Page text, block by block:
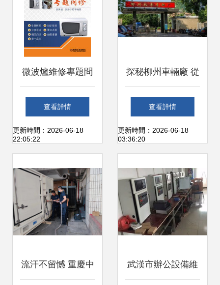
微波爐維修專題問
診 從電工基礎到家
庭常用故障解析
查看詳情
更新時間：2026-06-18
22:05:22
探秘柳州車輛廠 從
鐵路工業到設備維
修服務的多元圖景
查看詳情
更新時間：2026-06-18
03:36:20
流汗不留憾 重慶中 武漢市辦公設備維